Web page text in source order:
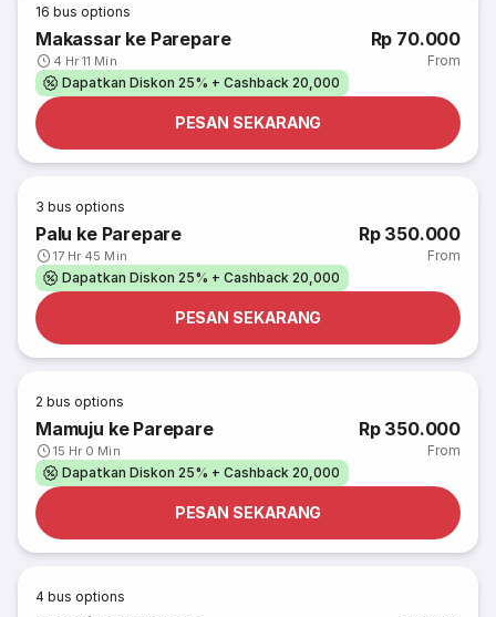
16 bus options
Makassar ke Parepare
4 Hr 11 Min
Rp 70.000
From
Dapatkan Diskon 25% + Cashback 20,000
PESAN SEKARANG
3 bus options
Palu ke Parepare
17 Hr 45 Min
Rp 350.000
From
Dapatkan Diskon 25% + Cashback 20,000
PESAN SEKARANG
2 bus options
Mamuju ke Parepare
15 Hr 0 Min
Rp 350.000
From
Dapatkan Diskon 25% + Cashback 20,000
PESAN SEKARANG
4 bus options